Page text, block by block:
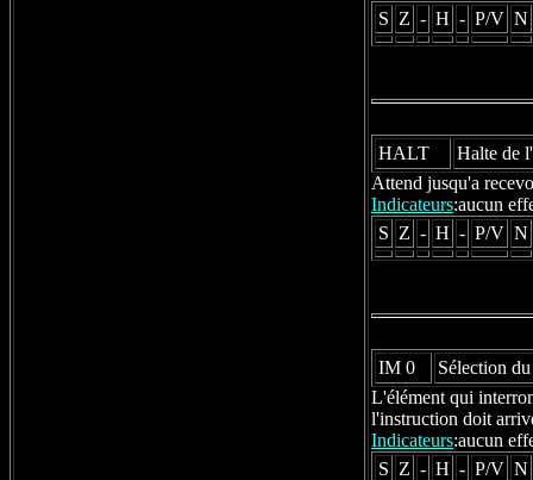
S Z - H - P/V N
HALT
Halte de
Attend jusqu'a
Indicateurs:aucun
S Z - H - P/V N
IM 0
Sélection
L'élément qui
l'instruction doit
Indicateurs:aucun
S Z - H - P/V N